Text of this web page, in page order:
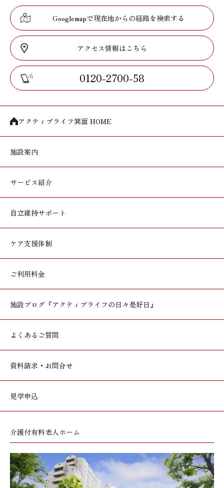
Googlemapで現在地からの経路を検索する
アクセス情報はこちら
0120-2700-58
アクティブライフ箕面 HOME
施設案内
サービス紹介
自立維持サポート
ケア支援体制
ご利用料金
施設ブログ 『アクティブライフの日々是好日』
よくあるご質問
資料請求・お問合せ
見学申込
介護付有料老人ホーム